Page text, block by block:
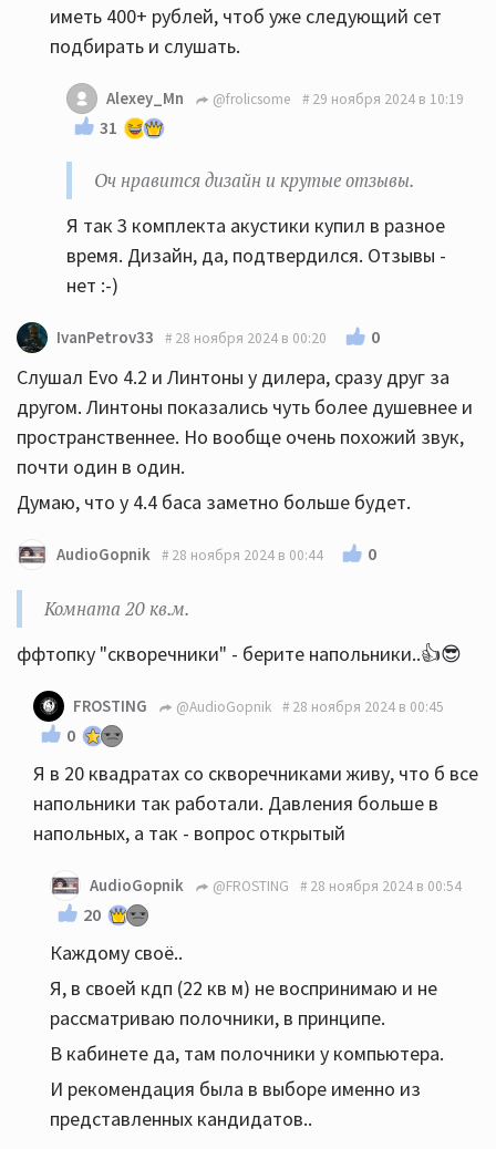
иметь 400+ рублей, чтоб уже следующий сет
подбирать и слушать.
Alexey_Mn @frolicsome 29 ноября 2024 в 10:19
31
Оч нравится дизайн и крутые отзывы.
Я так 3 комплекта акустики купил в разное
время. Дизайн, да, подтвердился. Отзывы -
нет :-)
IvanPetrov33 28 ноября 2024 в 00:20 0
Слушал Evo 4.2 и Линтоны у дилера, сразу друг за
другом. Линтоны показались чуть более душевнее и
пространственнее. Но вообще очень похожий звук,
почти один в один.
Думаю, что у 4.4 баса заметно больше будет.
AudioGopnik 28 ноября 2024 в 00:44 0
Комната 20 кв.м.
ффтопку "скворечники" - берите напольники..👍😎
FROSTING @AudioGopnik 28 ноября 2024 в 00:45
0
Я в 20 квадратах со скворечниками живу, что б все
напольники так работали. Давления больше в
напольных, а так - вопрос открытый
AudioGopnik @FROSTING 28 ноября 2024 в 00:54
20
Каждому своё..
Я, в своей кдп (22 кв м) не воспринимаю и не
рассматриваю полочники, в принципе.
В кабинете да, там полочники у компьютера.
И рекомендация была в выборе именно из
представленных кандидатов..